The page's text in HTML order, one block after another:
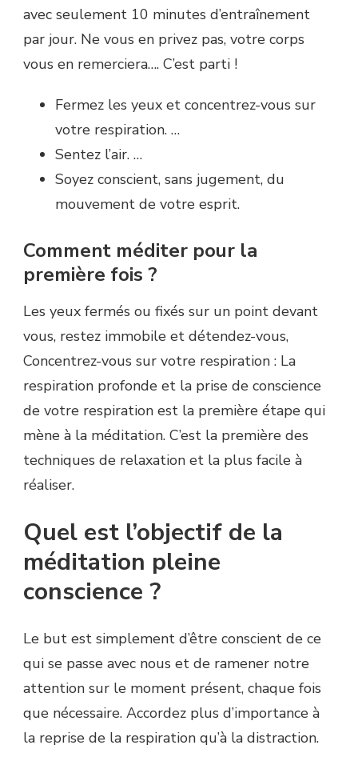
avec seulement 10 minutes d’entraînement
par jour. Ne vous en privez pas, votre corps
vous en remerciera…. C’est parti !
Fermez les yeux et concentrez-vous sur
votre respiration. …
Sentez l’air. …
Soyez conscient, sans jugement, du
mouvement de votre esprit.
Comment méditer pour la
première fois ?
Les yeux fermés ou fixés sur un point devant
vous, restez immobile et détendez-vous,
Concentrez-vous sur votre respiration : La
respiration profonde et la prise de conscience
de votre respiration est la première étape qui
mène à la méditation. C’est la première des
techniques de relaxation et la plus facile à
réaliser.
Quel est l’objectif de la
méditation pleine
conscience ?
Le but est simplement d’être conscient de ce
qui se passe avec nous et de ramener notre
attention sur le moment présent, chaque fois
que nécessaire. Accordez plus d’importance à
la reprise de la respiration qu’à la distraction.